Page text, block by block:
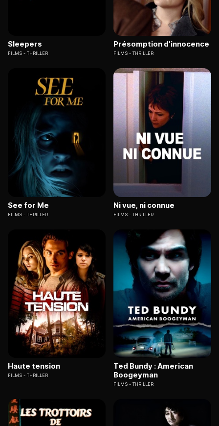
Sleepers
FILMS THRILLER
Présomption d'innocence
FILMS THRILLER
See for Me
FILMS THRILLER
Ni vue, ni connue
FILMS THRILLER
Haute tension
FILMS THRILLER
Ted Bundy : American
Boogeyman
FILMS THRILLER